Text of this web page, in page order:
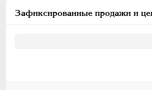
Зафиксированные продажи и